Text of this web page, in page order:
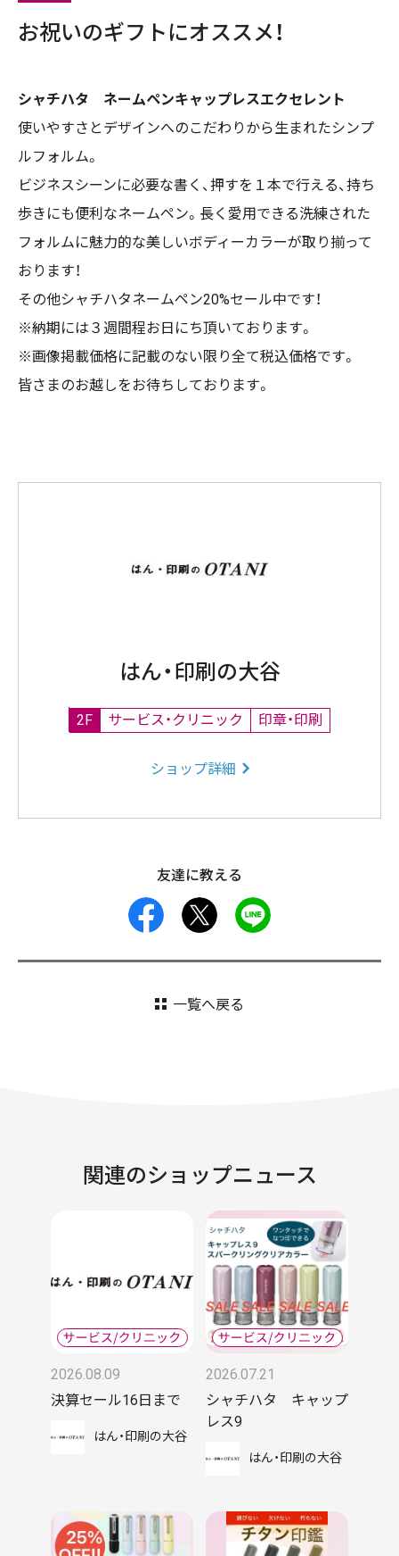
お祝いのギフトにオススメ！
シャチハタ ネームペンキャップレスエクセレント
使いやすさとデザインへのこだわりから生まれたシンプ
ルフォルム。
ビジネスシーンに必要な書く、押すを１本で行える、持ち
歩きにも便利なネームペン。長く愛用できる洗練された
フォルムに魅力的な美しいボディーカラーが取り揃って
おります！
その他シャチハタネームペン20%セール中です！
※納期には３週間程お日にち頂いております。
※画像掲載価格に記載のない限り全て税込価格です。
皆さまのお越しをお待ちしております。
はん・印刷の大谷
2F サービス・クリニック 印章・印刷
ショップ詳細
友達に教える
facebook
一覧へ戻る
関連のショップニュース
2026.08.09
決算セール16日まで
はん・印刷の大谷
2026.07.21
シャチハタ キャップ
レス9
はん・印刷の大谷